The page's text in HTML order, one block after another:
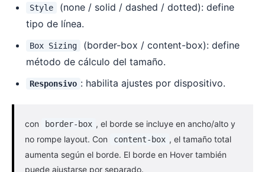
Style
(none / solid / dashed / dotted): define
tipo de línea.
Box Sizing
(border-box / content-box): define
método de cálculo del tamaño.
Responsivo : habilita ajustes por dispositivo.
con border-box , el borde se incluye en ancho/alto y
no rompe layout. Con
content-box , el tamaño total
aumenta según el borde. El borde en Hover también
puede ajustarse por separado.